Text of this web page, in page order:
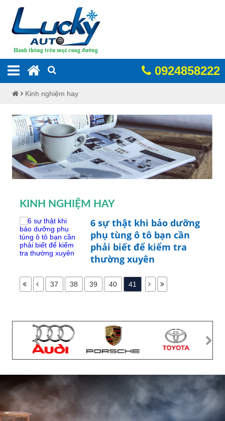
0924858222
Kinh nghiệm hay
KINH NGHIỆM HAY
6 sự thật khi bảo dưỡng
phụ tùng ô tô bạn cần
phải biết để kiểm tra
thường xuyên
37 38 39 40 41